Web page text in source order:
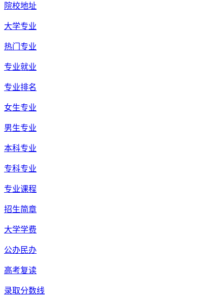
院校地址
大学专业
热门专业
专业就业
专业排名
女生专业
男生专业
本科专业
专科专业
专业课程
招生简章
大学学费
公办民办
高考复读
录取分数线